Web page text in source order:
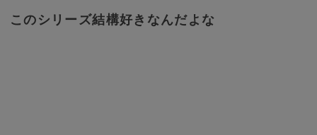
このシリーズ結構好きなんだよな